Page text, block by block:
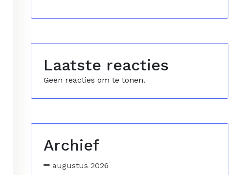
Laatste reacties
Geen reacties om te tonen.
Archief
augustus 2026